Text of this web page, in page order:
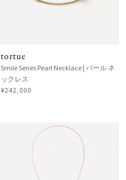
tortue
Smile Series Pearl Necklace | パール ネ
ックレス
¥242,000